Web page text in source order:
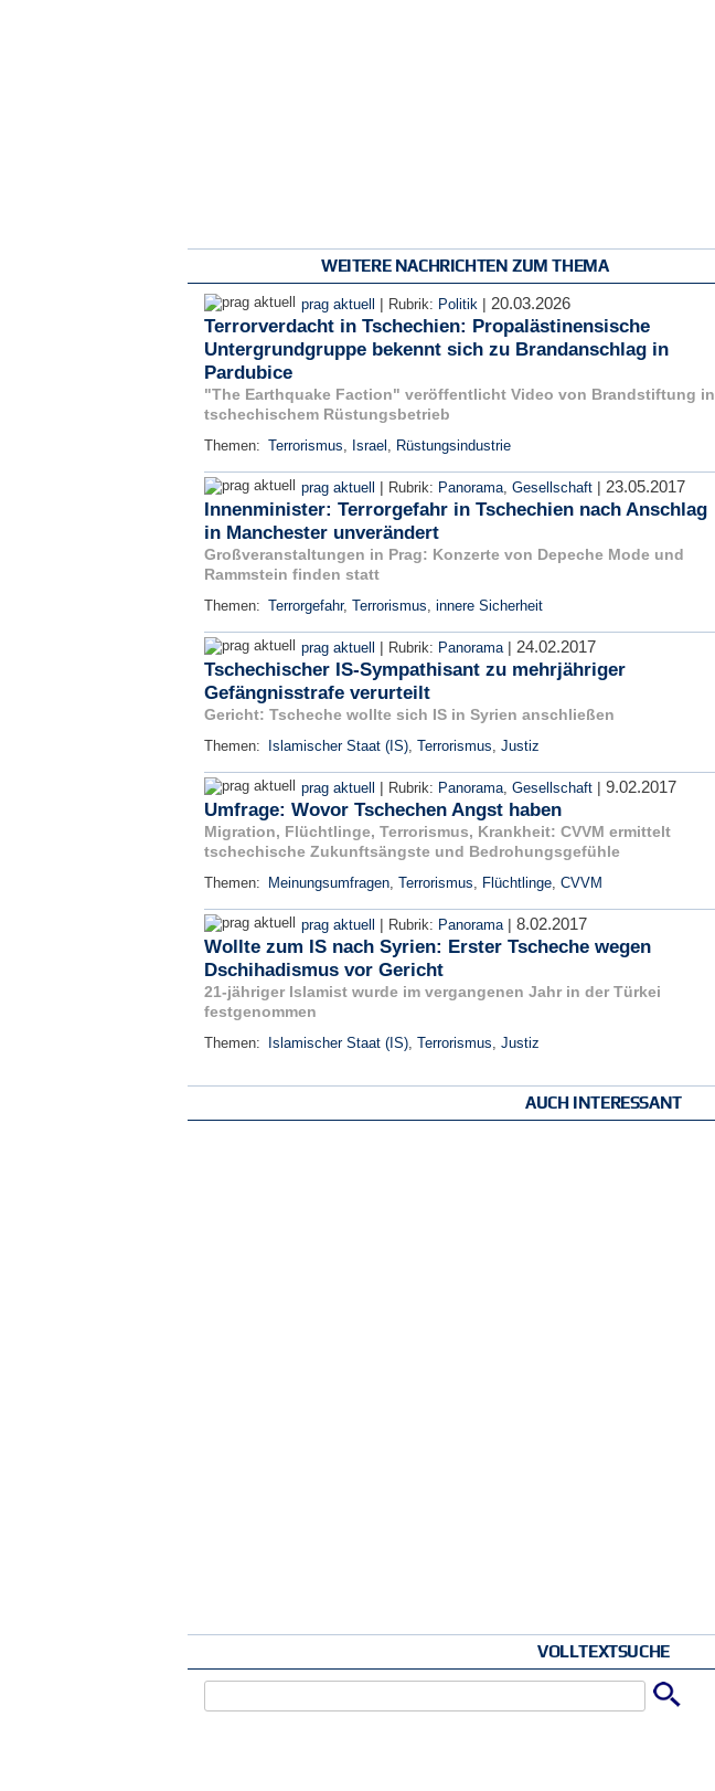
WEITERE NACHRICHTEN ZUM THEMA
prag aktuell | Rubrik: Politik | 20.03.2026
Terrorverdacht in Tschechien: Propalästinensische
Untergrundgruppe bekennt sich zu Brandanschlag in
Pardubice
"The Earthquake Faction" veröffentlicht Video von Brandstiftung in
tschechischem Rüstungsbetrieb
Themen: Terrorismus, Israel , Rüstungsindustrie
prag aktuell | Rubrik: Panorama, Gesellschaft | 23.05.2017
Innenminister: Terrorgefahr in Tschechien nach Anschlag
in Manchester unverändert
Großveranstaltungen in Prag: Konzerte von Depeche Mode und
Rammstein finden statt
Themen: Terrorgefahr, Terrorismus, innere Sicherheit
prag aktuell | Rubrik: Panorama | 24.02.2017
Tschechischer IS-Sympathisant zu mehrjähriger
Gefängnisstrafe verurteilt
Gericht: Tscheche wollte sich IS in Syrien anschließen
Themen: Islamischer Staat (IS), Terrorismus, Justiz
prag aktuell | Rubrik: Panorama, Gesellschaft | 9.02.2017
Umfrage: Wovor Tschechen Angst haben
Migration, Flüchtlinge, Terrorismus, Krankheit: CVVM ermittelt
tschechische Zukunftsängste und Bedrohungsgefühle
Themen: Meinungsumfragen, Terrorismus, Flüchtlinge, CVVM
prag aktuell | Rubrik: Panorama | 8.02.2017
Wollte zum IS nach Syrien: Erster Tscheche wegen
Dschihadismus vor Gericht
21-jähriger Islamist wurde im vergangenen Jahr in der Türkei
festgenommen
Themen: Islamischer Staat (IS), Terrorismus, Justiz
AUCH INTERESSANT
VOLLTEXTSUCHE